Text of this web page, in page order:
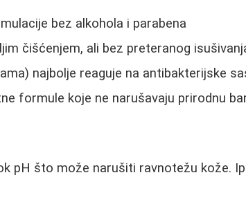
bez alkohola i parabena
čišćenjem, ali bez preteranog
najbolje reaguje na antibakterijske
formule koje ne narušavaju prirodnu
pH što može narušiti ravnotežu kože.